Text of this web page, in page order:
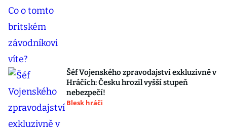
Šéf Vojenského zpravodajství exkluzivně v
Hráčích: Česku hrozil vyšší stupeň
nebezpečí!
Blesk hráči